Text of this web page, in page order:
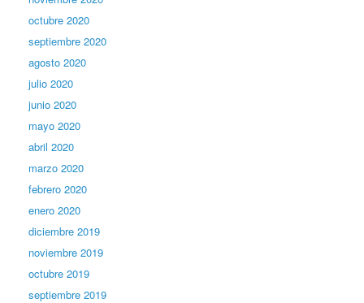
octubre 2020
septiembre 2020
agosto 2020
julio 2020
junio 2020
mayo 2020
abril 2020
marzo 2020
febrero 2020
enero 2020
diciembre 2019
noviembre 2019
octubre 2019
septiembre 2019